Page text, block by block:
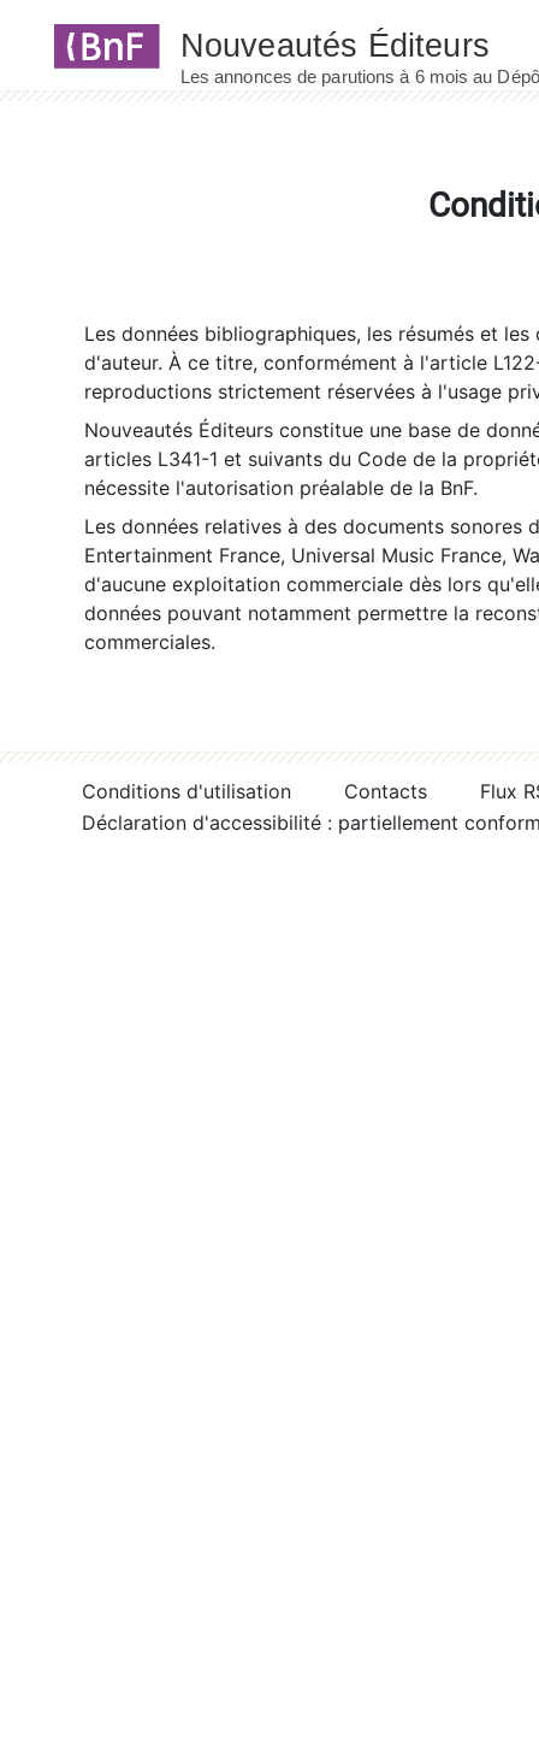
Les données bibliographiques, les résumés et
d'auteur. À ce titre, conformément à l'article
reproductions strictement réservées à l'usage
Nouveautés Éditeurs constitue une base de
articles L341-1 et suivants du Code de la
nécessite l'autorisation préalable de la BnF.
Les données relatives à des documents sonores
Entertainment France, Universal Music France,
d'aucune exploitation commerciale dès lors
données pouvant notamment permettre la
commerciales.
Conditions d'utilisation Contacts
Flux
Déclaration d'accessibilité : partiellement